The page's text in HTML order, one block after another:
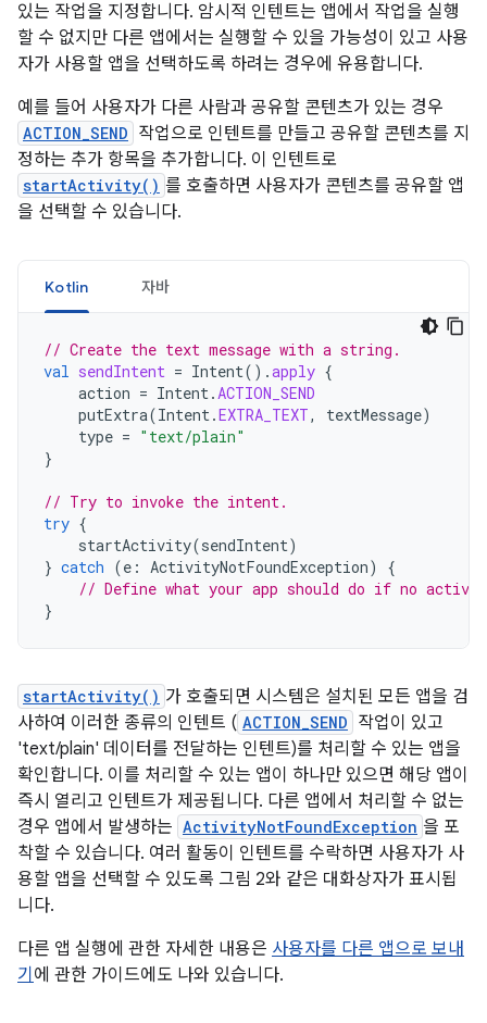
있는 작업을 지정합니다. 암시적 인텐트는 앱에서 작업을 실행
할 수 없지만 다른 앱에서는 실행할 수 있을 가능성이 있고 사용
자가 사용할 앱을 선택하도록 하려는 경우에 유용합니다.
예를 들어 사용자가 다른 사람과 공유할 콘텐츠가 있는 경우
ACTION_SEND 작업으로 인텐트를 만들고 공유할 콘텐츠를 지
정하는 추가 항목을 추가합니다. 이 인텐트로
startActivity() 를 호출하면 사용자가 콘텐츠를 공유할 앱
을 선택할 수 있습니다.
Kotlin 자바
// Create the text message with a string.
val sendIntent = Intent().apply {
action = Intent.ACTION_SEND
putExtra(Intent.EXTRA_TEXT, textMessage)
type = "text/plain"
}
// Try to invoke the intent.
try {
startActivity(sendIntent)
} catch (e : ActivityNotFoundException)
{
// Define what your app should do if no
}
startActivity() 가 호출되면 시스템은 설치된 모든 앱을 검
사하여 이러한 종류의 인텐트 ( ACTION_SEND 작업이 있고
'text/plain' 데이터를 전달하는 인텐트)를 처리할 수 있는 앱을
확인합니다. 이를 처리할 수 있는 앱이 하나만 있으면 해당 앱이
즉시 열리고 인텐트가 제공됩니다. 다른 앱에서 처리할 수 없는
경우 앱에서 발생하는 ActivityNotFoundException 을 포
착할 수 있습니다. 여러 활동이 인텐트를 수락하면 사용자가 사
용할 앱을 선택할 수 있도록 그림 2와 같은 대화상자가 표시됩
니다.
다른 앱 실행에 관한 자세한 내용은 사용자를 다른 앱으로 보내
기 에 관한 가이드에도 나와 있습니다.